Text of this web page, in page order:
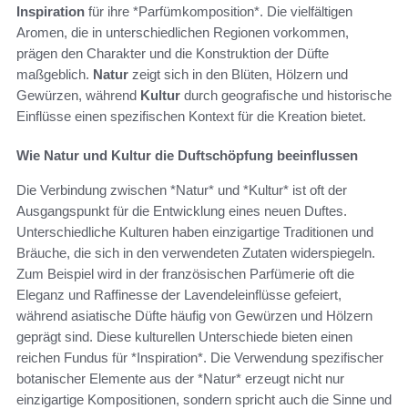
Inspiration für ihre *Parfümkomposition*. Die vielfältigen
Aromen, die in unterschiedlichen Regionen vorkommen,
prägen den Charakter und die Konstruktion der Düfte
maßgeblich. Natur zeigt sich in den Blüten, Hölzern und
Gewürzen, während Kultur durch geografische und historische
Einflüsse einen spezifischen Kontext für die Kreation bietet.
Wie Natur und Kultur die Duftschöpfung beeinflussen
Die Verbindung zwischen *Natur* und *Kultur* ist oft der
Ausgangspunkt für die Entwicklung eines neuen Duftes.
Unterschiedliche Kulturen haben einzigartige Traditionen und
Bräuche, die sich in den verwendeten Zutaten widerspiegeln.
Zum Beispiel wird in der französischen Parfümerie oft die
Eleganz und Raffinesse der Lavendeleinflüsse gefeiert,
während asiatische Düfte häufig von Gewürzen und Hölzern
geprägt sind. Diese kulturellen Unterschiede bieten einen
reichen Fundus für *Inspiration*. Die Verwendung spezifischer
botanischer Elemente aus der *Natur* erzeugt nicht nur
einzigartige Kompositionen, sondern spricht auch die Sinne und